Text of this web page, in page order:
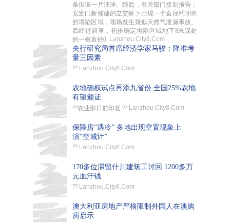
条街道一片汪洋。随后，有关部门接到报告：
安定门新修建的立交桥下出现一个直径约30米
的塌陷区域，现场发生疑似天然气泄漏事故。
后经过调查，初步确定塌陷区域地下8米深处
的一根直径0. Lanzhou.City8.Com
央行研究局首席经济学家马骏：降准考
量三因素
?? Lanzhou.City8.Com
农地确权试点再添九省份 全国25%农地
有望颁证
??农业部日前印发 ?? Lanzhou.City8.Com
保障房“遇冷” 多地出现空置现象上
演“空城计”
?? Lanzhou.City8.Com
170多位滞留什川建筑工讨回 1200多万
元血汗钱
?? Lanzhou.City8.Com
澳大利亚房地产严格限制外国人在澳购
房启示